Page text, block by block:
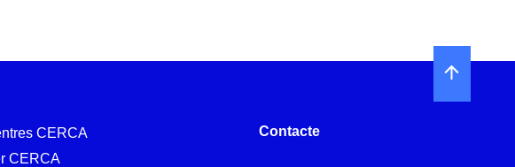
CERCA
CERCA
Contacte